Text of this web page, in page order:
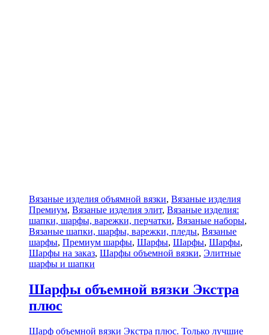
Вязаные изделия объямной вязки, Вязаные изделия
Премиум, Вязаные изделия элит, Вязаные изделия:
шапки, шарфы, варежки, перчатки, Вязаные наборы,
Вязаные шапки, шарфы, варежки, пледы, Вязаные
шарфы, Премиум шарфы, Шарфы, Шарфы, Шарфы,
Шарфы на заказ, Шарфы объемной вязки, Элитные
шарфы и шапки
Шарфы объемной вязки Экстра
плюс
Шарф объемной вязки Экстра плюс. Только лучшие